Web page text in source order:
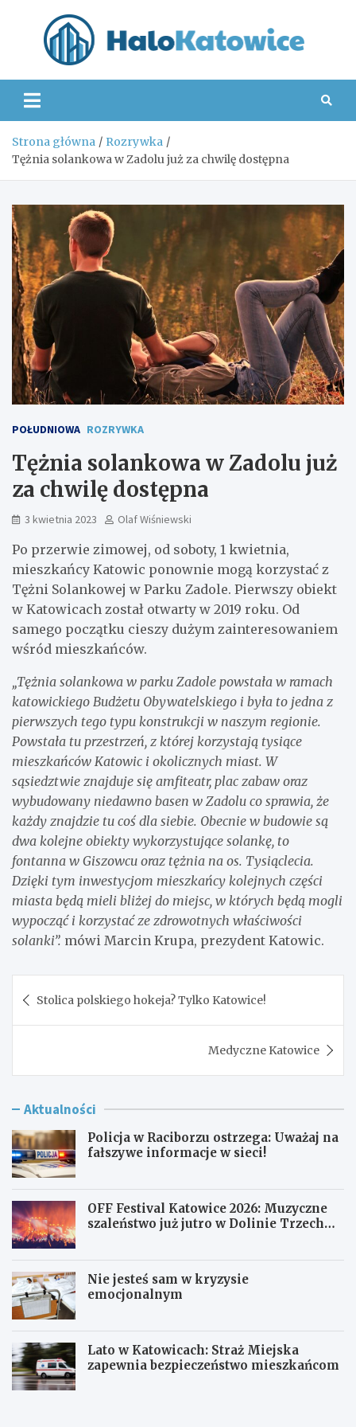
Strona główna
Rozrywka
Tężnia solankowa w Zadolu już za chwilę dostępna
POŁUDNIOWA ROZRYWKA
Tężnia solankowa w Zadolu już
za chwilę dostępna
3 kwietnia 2023 Olaf Wiśniewski
Po przerwie zimowej, od soboty, 1 kwietnia,
mieszkańcy Katowic ponownie mogą korzystać z
Tężni Solankowej w Parku Zadole. Pierwszy obiekt
w Katowicach został otwarty w 2019 roku. Od
samego początku cieszy dużym zainteresowaniem
wśród mieszkańców.
„Tężnia solankowa w parku Zadole powstała w ramach
katowickiego Budżetu Obywatelskiego i była to jedna z
pierwszych tego typu konstrukcji w naszym regionie.
Powstała tu przestrzeń, z której korzystają tysiące
mieszkańców Katowic i okolicznych miast. W
sąsiedztwie znajduje się amfiteatr, plac zabaw oraz
wybudowany niedawno basen w Zadolu co sprawia, że
każdy znajdzie tu coś dla siebie. Obecnie w budowie są
dwa kolejne obiekty wykorzystujące solankę, to
fontanna w Giszowcu oraz tężnia na os. Tysiąclecia.
Dzięki tym inwestycjom mieszkańcy kolejnych części
miasta będą mieli bliżej do miejsc, w których będą mogli
wypocząć i korzystać ze zdrowotnych właściwości
solanki”. mówi Marcin Krupa, prezydent Katowic.
wpisu
Stolica polskiego hokeja? Tylko Katowice!
Medyczne Katowice
Aktualności
Policja w Raciborzu ostrzega: Uważaj na
fałszywe informacje w sieci!
OFF Festival Katowice 2026: Muzyczne
szaleństwo już jutro w Dolinie Trzech
Nie jesteś sam w kryzysie
emocjonalnym
Lato w Katowicach: Straż Miejska
zapewnia bezpieczeństwo mieszkańcom
P
O